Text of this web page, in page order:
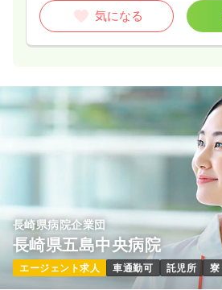
気になる
長崎県病院企業団
長崎県五島中央病院
エージェント求人 車通勤可 託児所 寮